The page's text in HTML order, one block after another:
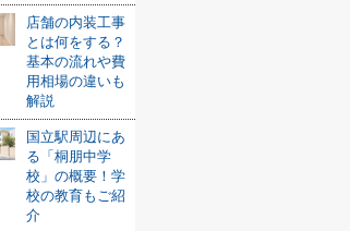
店舗の内装工事
とは何をする？
基本の流れや費
用相場の違いも
解説
国立駅周辺にあ
る「桐朋中学
校」の概要！学
校の教育もご紹
介